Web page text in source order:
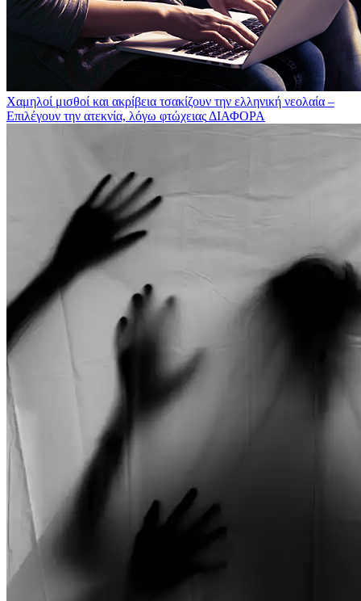
Χαμηλοί μισθοί και ακρίβεια τσακίζουν την ελληνική νεολαία –
Επιλέγουν την ατεκνία, λόγω φτώχειας ΔΙΑΦΟΡΑ